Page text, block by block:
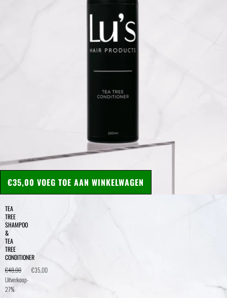
TEA
TREE
SHAMPOO
&
TEA
TREE
CONDITIONER
€48,00
€35,00
Uitverkoop-
27%
€35,00 VOEG TOE AAN WINKELWAGEN